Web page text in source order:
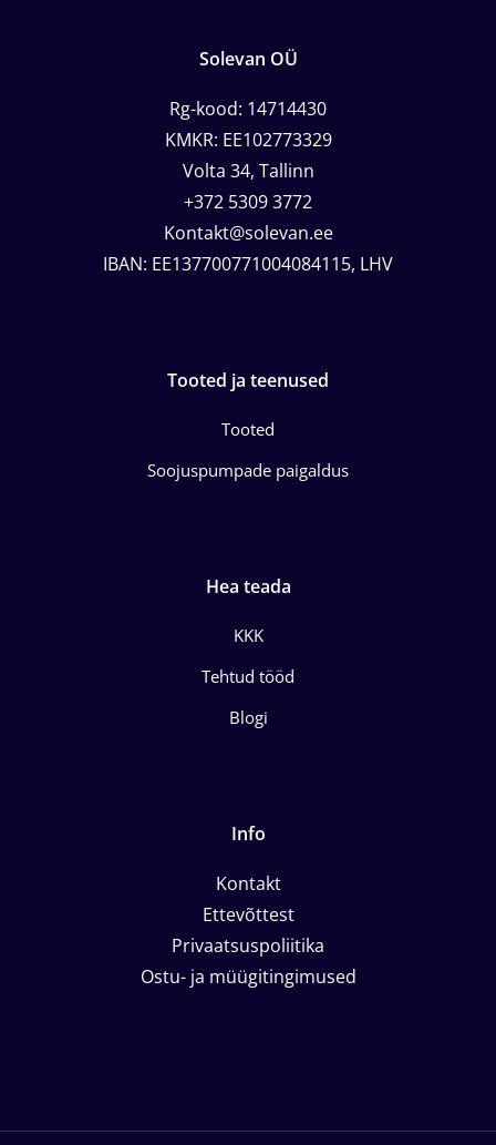
Solevan OÜ
Rg-kood: 14714430
KMKR: EE102773329
Volta 34, Tallinn
+372 5309 3772
Kontakt@solevan.ee
IBAN: EE137700771004084115, LHV
Tooted ja teenused
Tooted
Soojuspumpade paigaldus
Hea teada
KKK
Tehtud tööd
Blogi
Info
Kontakt
Ettevõttest
Privaatsuspoliitika
Ostu- ja müügitingimused